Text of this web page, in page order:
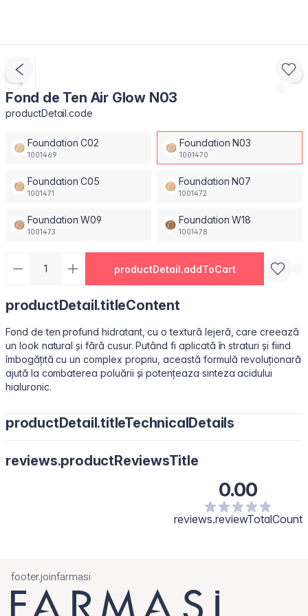
Fond de Ten Air Glow N03
productDetail.code
Foundation C02
1001469
Foundation N03
1001470
Foundation C05
1001471
Foundation N07
1001472
Foundation W09
1001473
Foundation W18
1001478
productDetail.addToCart
productDetail.titleContent
Fond de ten profund hidratant, cu o textură lejeră, care creează
un look natural și fără cusur. Putând fi aplicată în straturi și fiind
îmbogățită cu un complex propriu, această formulă revoluționară
ajută la combaterea poluării și potențeaza sinteza acidului
hialuronic.
productDetail.titleTechnicalDetails
Butylene Glycol, Dimethicone, Phenyl Trimethicone, Peg-10
Isononanoate, Glycerin, Dimethicone Crosspolymer,
Phenoxyethanol, Phenethyl Alcohol, Sodium Chloride, Sodium
Carrageenan, Sea Salt/Maris Sal, Disteardimonium Hectorite,
reviews.productReviewsTitle
0.00
reviews.reviewTotalCount
footer.joinfarmasi